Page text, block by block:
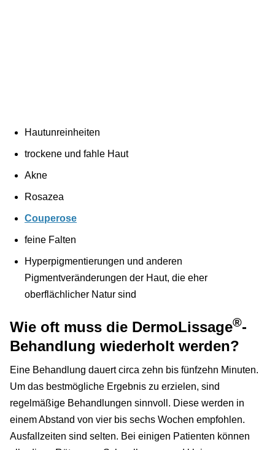
Hautunreinheiten
trockene und fahle Haut
Akne
Rosazea
Couperose
feine Falten
Hyperpigmentierungen und anderen
Pigmentveränderungen der Haut, die eher
oberflächlicher Natur sind
Wie oft muss die DermoLissage®-
Behandlung wiederholt werden?
Eine Behandlung dauert circa zehn bis fünfzehn Minuten.
Um das bestmögliche Ergebnis zu erzielen, sind
regelmäßige Behandlungen sinnvoll. Diese werden in
einem Abstand von vier bis sechs Wochen empfohlen.
Ausfallzeiten sind selten. Bei einigen Patienten können